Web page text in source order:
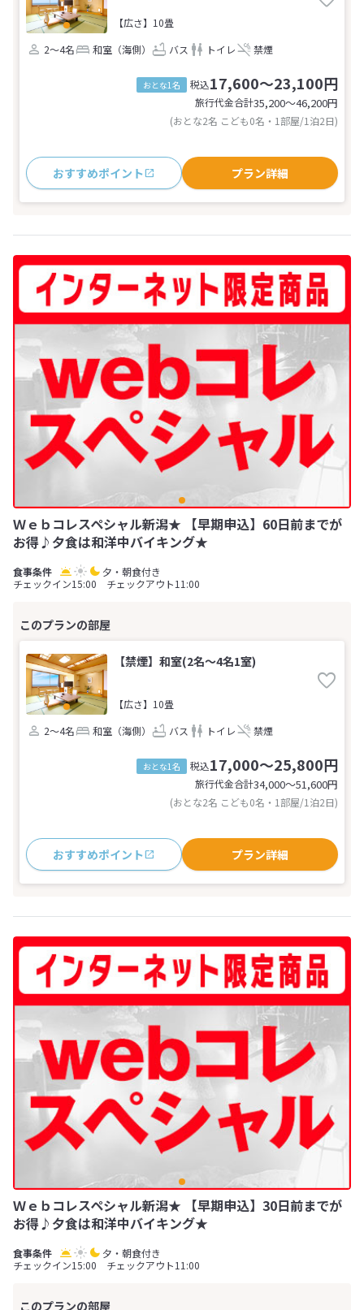
【広さ】10畳
2～4名
和室（海側） バス トイレ 禁煙
おとな1名 税込17,600～23,100円
旅行代金合計35,200〜46,200円
(おとな2名 こども0名・1部屋/1泊2日)
おすすめポイント プラン詳細
Ｗｅｂコレスペシャル新潟★ 【早期申込】60日前までが
お得♪夕食は和洋中バイキング★
夕・朝食付き
チェックイン15:00 チェックアウト11:00
【禁煙】和室(2名～4名1室)
【広さ】10畳
2～4名
和室（海側） バス トイレ 禁煙
おとな1名 税込17,000～25,800円
旅行代金合計34,000〜51,600円
(おとな2名 こども0名・1部屋/1泊2日)
おすすめポイント プラン詳細
Ｗｅｂコレスペシャル新潟★ 【早期申込】30日前までが
お得♪夕食は和洋中バイキング★
夕・朝食付き
チェックイン15:00 チェックアウト11:00